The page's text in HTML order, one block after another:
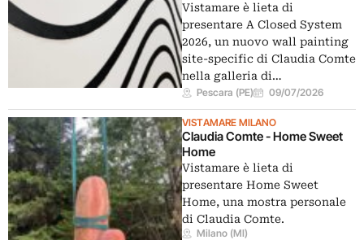
Vistamare è lieta di
presentare A Closed System
2026, un nuovo wall painting
site-specific di Claudia Comte
nella galleria di…
Pescara (PE) 09/07/2026
VISTAMARE MILANO
Claudia Comte - Home Sweet
Home
Vistamare è lieta di
presentare Home Sweet
Home, una mostra personale
di Claudia Comte.
Milano (MI)